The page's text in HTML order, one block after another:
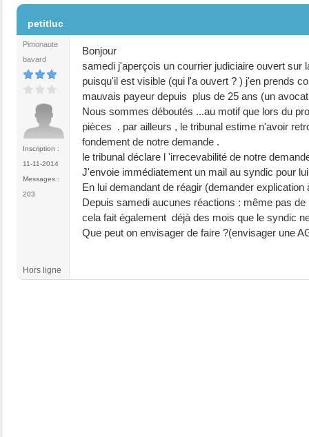
petitluc
Pimonaute
bavard
Inscription :
11-11-2014
Messages :
203
Bonjour
samedi j'aperçois un courrier judiciaire ouvert sur
puisqu'il est visible (qui l'a ouvert ? ) j'en prends
mauvais payeur depuis plus de 25 ans (un
Nous sommes déboutés ...au motif que lors du
pièces . par ailleurs , le tribunal estime n'avoir
fondement de notre demande .
le tribunal déclare l 'irrecevabilité de notre
J'envoie immédiatement un mail au syndic pour
En lui demandant de réagir (demander
Depuis samedi aucunes réactions : même pas
cela fait également déjà des mois que le syndic
Que peut on envisager de faire ?(envisager une
Hors ligne